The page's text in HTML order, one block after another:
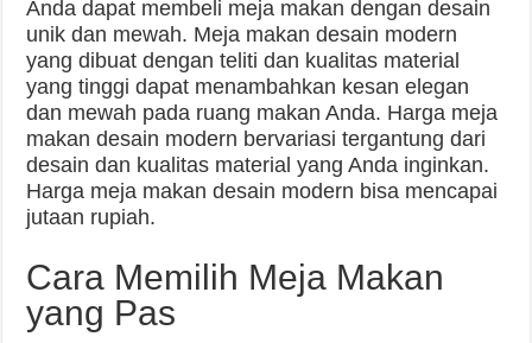
Anda dapat membeli meja makan dengan desain
unik dan mewah. Meja makan desain modern
yang dibuat dengan teliti dan kualitas material
yang tinggi dapat menambahkan kesan elegan
dan mewah pada ruang makan Anda. Harga meja
makan desain modern bervariasi tergantung dari
desain dan kualitas material yang Anda inginkan.
Harga meja makan desain modern bisa mencapai
jutaan rupiah.
Cara Memilih Meja Makan
yang Pas